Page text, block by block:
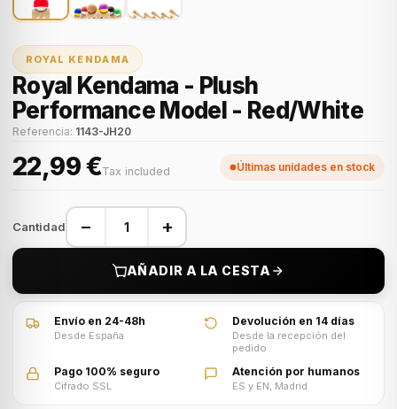
ROYAL KENDAMA
Royal Kendama - Plush
Performance Model - Red/White
Referencia: 1143-JH20
22,99 €Tax included Últimas unidades en stock
Cantidad − +
AÑADIR A LA CESTA
Envío en 24-48h
Desde España
Devolución en 14 días
Desde la recepción del
pedido
Pago 100% seguro
Cifrado SSL
Atención por humanos
ES y EN, Madrid